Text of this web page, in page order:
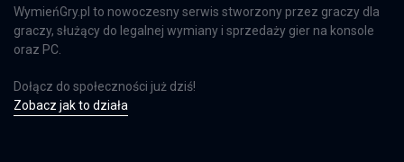
WymieńGry.pl to nowoczesny serwis stworzony przez graczy dla
graczy, służący do legalnej wymiany i sprzedaży gier na konsole
oraz PC.
Dołącz do społeczności już dziś!
Zobacz jak to działa